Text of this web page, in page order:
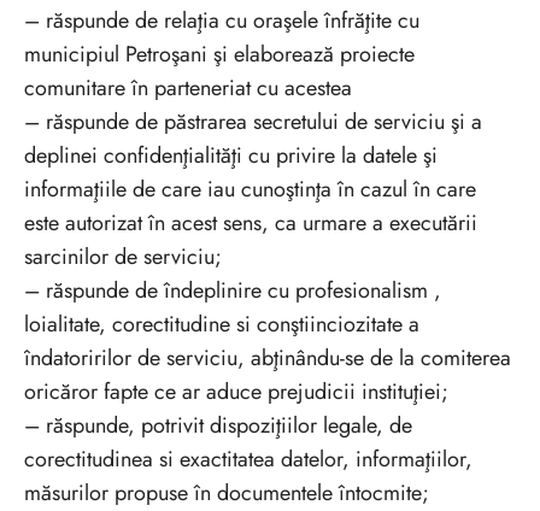
– răspunde de relaţia cu oraşele înfrăţite cu
municipiul Petroşani şi elaborează proiecte
comunitare în parteneriat cu acestea
– răspunde de păstrarea secretului de serviciu şi a
deplinei confidenţialităţi cu privire la datele şi
informaţiile de care iau cunoştinţa în cazul în care
este autorizat în acest sens, ca urmare a executării
sarcinilor de serviciu;
– răspunde de îndeplinire cu profesionalism ,
loialitate, corectitudine si conştiinciozitate a
îndatoririlor de serviciu, abţinându-se de la comiterea
oricăror fapte ce ar aduce prejudicii instituţiei;
– răspunde, potrivit dispoziţiilor legale, de
corectitudinea si exactitatea datelor, informaţiilor,
măsurilor propuse în documentele întocmite;